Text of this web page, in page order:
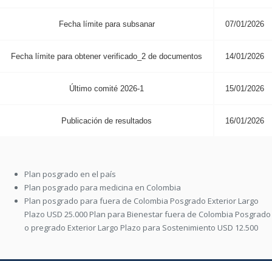
Fecha límite para subsanar 07/01/2026
Fecha límite para obtener verificado_2 de documentos 14/01/2026
Último comité 2026-1 15/01/2026
Publicación de resultados 16/01/2026
Plan posgrado en el país
Plan posgrado para medicina en Colombia
Plan posgrado para fuera de Colombia Posgrado Exterior Largo
Plazo USD 25.000 Plan para Bienestar fuera de Colombia Posgrado
o pregrado Exterior Largo Plazo para Sostenimiento USD 12.500